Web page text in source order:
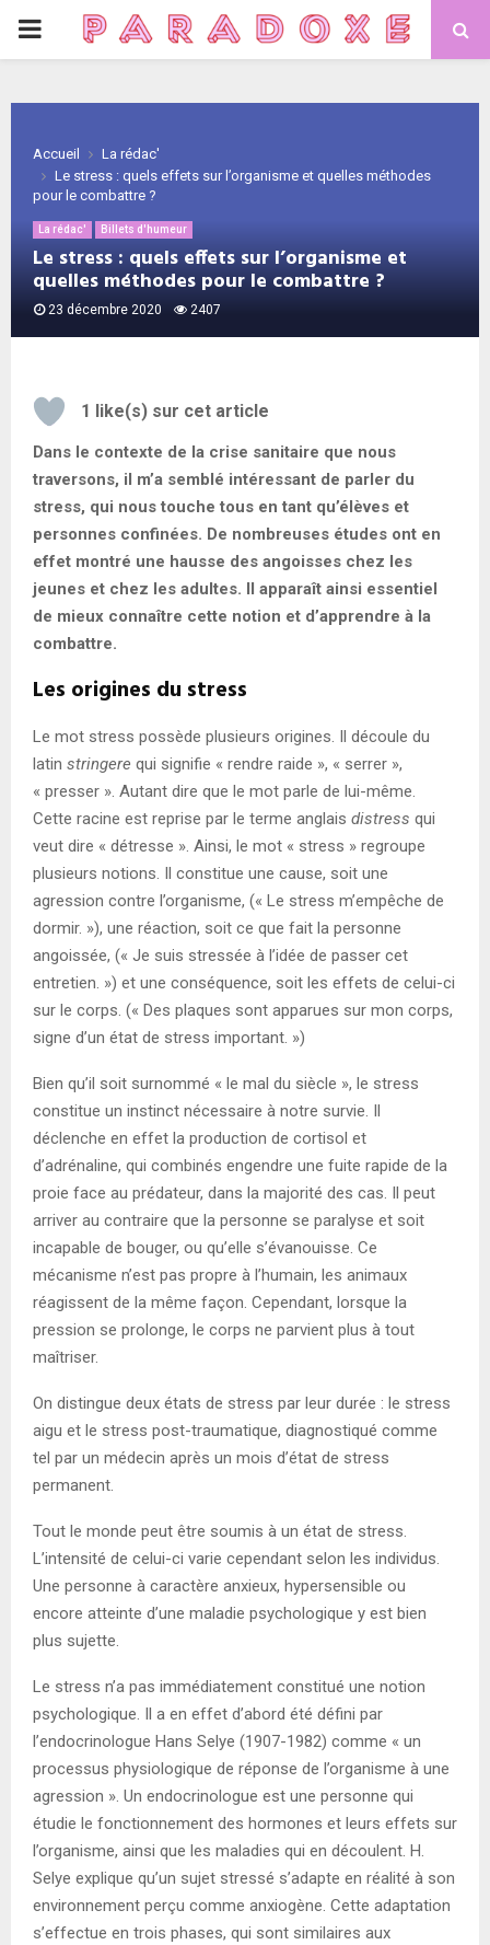
PRIMARY
Accueil
La rédac'
Le stress : quels effets sur l’organisme et quelles méthodes
pour le combattre ?
La rédac' Billets d'humeur
Le stress : quels effets sur l’organisme et
quelles méthodes pour le combattre ?
23 décembre 2020 2407
1 like(s) sur cet article
Dans le contexte de la crise sanitaire que nous
traversons, il m’a semblé intéressant de parler du
stress, qui nous touche tous en tant qu’élèves et
personnes confinées. De nombreuses études ont en
effet montré une hausse des angoisses chez les
jeunes et chez les adultes. Il apparaît ainsi essentiel
de mieux connaître cette notion et d’apprendre à la
combattre.
Les origines du stress
Le mot stress possède plusieurs origines. Il découle du
latin stringere qui signifie « rendre raide », « serrer »,
« presser ». Autant dire que le mot parle de lui-même.
Cette racine est reprise par le terme anglais distress qui
veut dire « détresse ». Ainsi, le mot « stress » regroupe
plusieurs notions. Il constitue une cause, soit une
agression contre l’organisme, (« Le stress m’empêche de
dormir. »), une réaction, soit ce que fait la personne
angoissée, (« Je suis stressée à l’idée de passer cet
entretien. ») et une conséquence, soit les effets de celui-ci
sur le corps. (« Des plaques sont apparues sur mon corps,
signe d’un état de stress important. »)
Bien qu’il soit surnommé « le mal du siècle », le stress
constitue un instinct nécessaire à notre survie. Il
déclenche en effet la production de cortisol et
d’adrénaline, qui combinés engendre une fuite rapide de la
proie face au prédateur, dans la majorité des cas. Il peut
arriver au contraire que la personne se paralyse et soit
incapable de bouger, ou qu’elle s’évanouisse. Ce
mécanisme n’est pas propre à l’humain, les animaux
réagissent de la même façon. Cependant, lorsque la
pression se prolonge, le corps ne parvient plus à tout
maîtriser.
On distingue deux états de stress par leur durée : le stress
aigu et le stress post-traumatique, diagnostiqué comme
tel par un médecin après un mois d’état de stress
permanent.
Tout le monde peut être soumis à un état de stress.
L’intensité de celui-ci varie cependant selon les individus.
Une personne à caractère anxieux, hypersensible ou
encore atteinte d’une maladie psychologique y est bien
plus sujette.
Le stress n’a pas immédiatement constitué une notion
psychologique. Il a en effet d’abord été défini par
l’endocrinologue Hans Selye (1907-1982) comme « un
processus physiologique de réponse de l’organisme à une
agression ». Un endocrinologue est une personne qui
étudie le fonctionnement des hormones et leurs effets sur
l’organisme, ainsi que les maladies qui en découlent. H.
Selye explique qu’un sujet stressé s’adapte en réalité à son
environnement perçu comme anxiogène. Cette adaptation
s’effectue en trois phases, qui sont similaires aux